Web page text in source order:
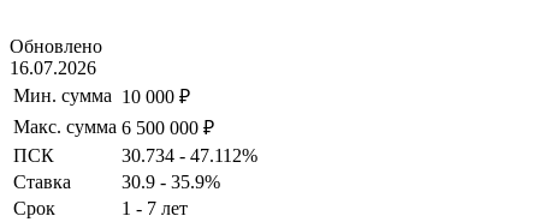
Обновлено
16.07.2026
Мин. сумма 10 000 ₽
Макс. сумма 6 500 000 ₽
ПСК
30.734 - 47.112%
Ставка
30.9 - 35.9%
Срок
1 - 7 лет